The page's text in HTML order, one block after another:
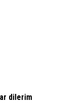
dilerim